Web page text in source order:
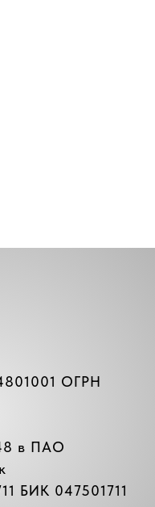
ОГРН
в ПАО
БИК 047501711